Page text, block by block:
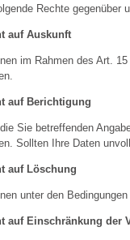
Rechte gegenüber
auf Auskunft
im Rahmen des Art.
auf Berichtigung
Sie betreffenden
Sollten Ihre Daten
auf Löschung
unter den
auf Einschränkung der